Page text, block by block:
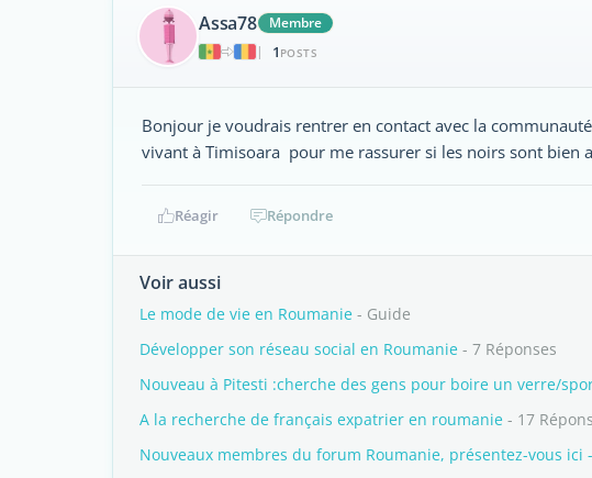
Assa78
Membre
|
1 POSTS
Bonjour je voudrais rentrer en contact avec la
vivant à Timisoara pour me rassurer si les noirs sont bien
Réagir Répondre
Voir aussi
Le mode de vie en Roumanie - Guide
Développer son réseau social en Roumanie - 7 Réponses
Nouveau à Pitesti :cherche des gens pour boire un verre/
A la recherche de français expatrier en roumanie - 17
Nouveaux membres du forum Roumanie, présentez-vous ici